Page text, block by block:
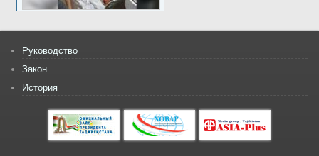
Руководство
Закон
История